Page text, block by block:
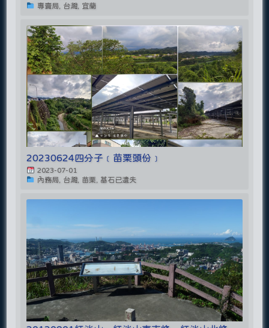
專賣局, 台灣, 宜蘭
20230624四分子﹝苗栗頭份﹞
2023-07-01
內務局, 台灣, 苗栗, 基石已遺失